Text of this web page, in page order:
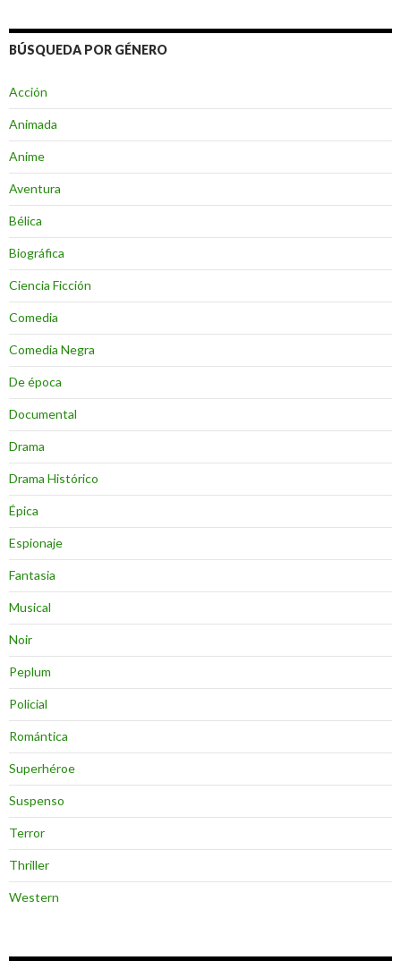
BÚSQUEDA POR GÉNERO
Acción
Animada
Anime
Aventura
Bélica
Biográfica
Ciencia Ficción
Comedia
Comedia Negra
De época
Documental
Drama
Drama Histórico
Épica
Espionaje
Fantasia
Musical
Noir
Peplum
Policial
Romántica
Superhéroe
Suspenso
Terror
Thriller
Western